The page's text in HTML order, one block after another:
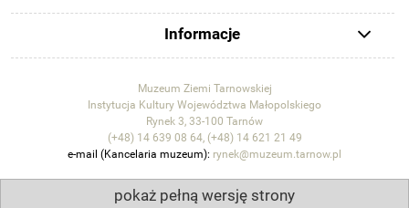
Informacje
Muzeum Ziemi Tarnowskiej
Instytucja Kultury Województwa Małopolskiego
Rynek 3, 33-100 Tarnów
(+48) 14 639 08 64, (+48) 14 621 21 49
e-mail (Kancelaria muzeum): rynek@muzeum.tarnow.pl
pokaż pełną wersję strony